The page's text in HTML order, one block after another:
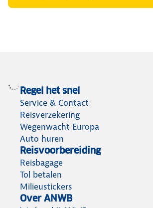
Regel het snel
Service & Contact
Reisverzekering
Wegenwacht Europa
Auto huren
Reisvoorbereiding
Reisbagage
Tol betalen
Milieustickers
Over ANWB